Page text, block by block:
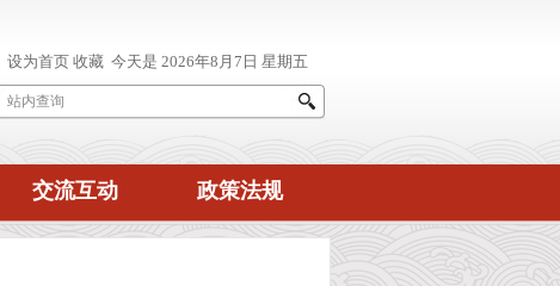
交流互动 政策法规